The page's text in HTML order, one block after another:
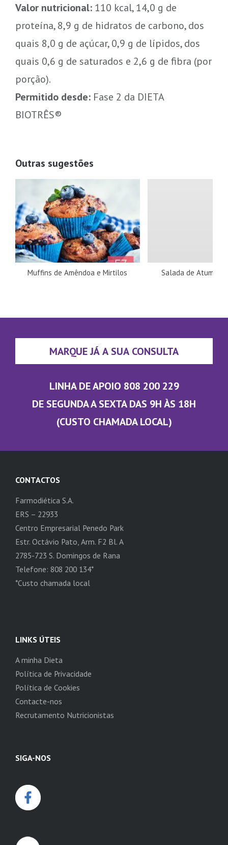
Valor nutricional:110 kcal, 14,0 g de
proteína, 8,9 g de hidratos de carbono, dos
quais 8,0 g de açúcar, 0,9 g de lípidos, dos
quais 0,6 g de saturados e 2,6 g de fibra (por
porção).
Permitido desde:Fase 2 da DIETA
BIOTRÊS®
Outras sugestões
Muffins de Amêndoa e Mirtilos Salada de Atum
MARQUE JÁ A SUA CONSULTA
LINHA DE APOIO 808 200 229
DE SEGUNDA A SEXTA DAS 9H ÀS 18H
(CUSTO CHAMADA LOCAL)
CONTACTOS
Farmodiética S.A.
ERS – 22933
Centro Empresarial Penedo Park
Estr. Octávio Pato, Arm. F2 Bl. A
2785-723 S. Domingos de Rana
Telefone: 808 200 134*
*Custo chamada local
LINKS ÚTEIS
A minha Dieta
Política de Privacidade
Política de Cookies
Contacte-nos
Recrutamento Nutricionistas
SIGA-NOS